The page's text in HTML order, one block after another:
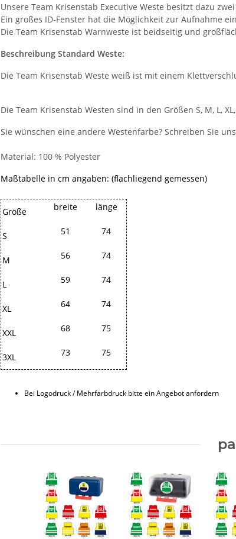
Unsere Team Krisenstab Executive Weste besitzt dazu
Ein großes ID-Fenster hat die Möglichkeit zur Aufnahme
Die Team Krisenstab Warnweste ist beidseitig und
Beschreibung Standard Weste:
Die Team Krisenstab Weste weiß ist mit einem
Die Team Krisenstab Westen sind in den Größen S, M, L,
Sie wünschen eine andere Westenfarbe? Schreiben Sie
Material: 100 % Polyester
Maßtabelle in cm angaben: (flachliegend gemessen)
Größe breite länge
S 51 74
M 56 74
L 59 74
XL 64 74
XXL 68 75
3XL 73 75
Bei Logodruck / Mehrfarbdruck bitte ein Angebot anfordern